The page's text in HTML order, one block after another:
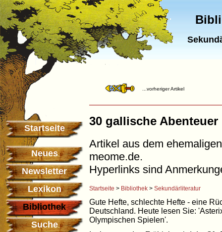
Startseite
Neues
Newsletter
Lexikon
Bibliothek
Suche
...vorheriger Artikel
30 gallische Abenteuer
Artikel aus dem
meome.de.
Hyperlinks sind
Startseite > Bibliothek > Sekundärliteratur
Gute Hefte, schlechte Hefte - eine
Deutschland. Heute lesen Sie:
Olympischen Spielen'.